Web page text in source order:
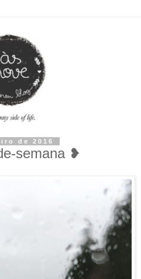
de 2016
semana ❥